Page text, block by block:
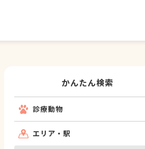
かんたん検索
診療動物
エリア・駅